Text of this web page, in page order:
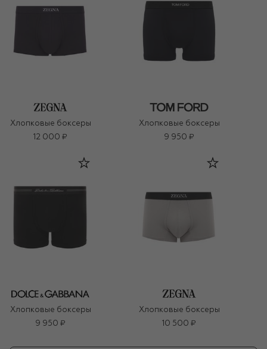
Хлопковые боксеры
12 000 ₽
Хлопковые боксеры
9 950 ₽
Хлопковые боксеры
9 950 ₽
Хлопковые боксеры
10 500 ₽